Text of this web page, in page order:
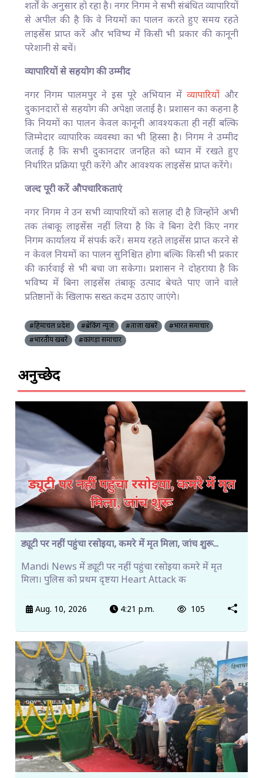
शर्तों के अनुसार हो रहा है। नगर निगम ने सभी संबंधित व्यापारियों
से अपील की है कि वे नियमों का पालन करते हुए समय रहते
लाइसेंस प्राप्त करें और भविष्य में किसी भी प्रकार की कानूनी
परेशानी से बचें।
व्यापारियों से सहयोग की उम्मीद
नगर निगम पालमपुर ने इस पूरे अभियान में व्यापारियों और
दुकानदारों से सहयोग की अपेक्षा जताई है। प्रशासन का कहना है
कि नियमों का पालन केवल कानूनी आवश्यकता ही नहीं बल्कि
जिम्मेदार व्यापारिक व्यवस्था का भी हिस्सा है। निगम ने उम्मीद
जताई है कि सभी दुकानदार जनहित को ध्यान में रखते हुए
निर्धारित प्रक्रिया पूरी करेंगे और आवश्यक लाइसेंस प्राप्त करेंगे।
जल्द पूरी करें औपचारिकताएं
नगर निगम ने उन सभी व्यापारियों को सलाह दी है जिन्होंने अभी
तक तंबाकू लाइसेंस नहीं लिया है कि वे बिना देरी किए नगर
निगम कार्यालय में संपर्क करें। समय रहते लाइसेंस प्राप्त करने से
न केवल नियमों का पालन सुनिश्चित होगा बल्कि किसी भी प्रकार
की कार्रवाई से भी बचा जा सकेगा। प्रशासन ने दोहराया है कि
भविष्य में बिना लाइसेंस तंबाकू उत्पाद बेचते पाए जाने वाले
प्रतिष्ठानों के खिलाफ सख्त कदम उठाए जाएंगे।
#हिमाचल प्रदेश #ब्रेकिंग न्यूज़ #ताज़ा खबरें
#भारत समाचार
#भारतीय खबरें
#कांगड़ा समाचार
अनुच्छेद
ड्यूटी पर नहीं पहुंचा रसोइया, कमरे में मृत मिला, जांच शुरू...
Mandi News में ड्यूटी पर नहीं पहुंचा रसोइया कमरे में मृत
मिला। पुलिस को प्रथम दृष्टया Heart Attack क
Aug. 10, 2026 4:21 p.m. 105